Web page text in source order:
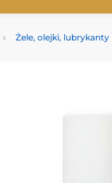
Żele, olejki, lubrykanty